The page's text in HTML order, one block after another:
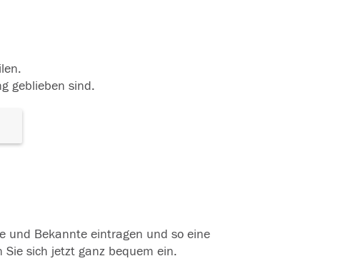
geblieben sind.
und Bekannte eintragen und so eine
sich jetzt ganz bequem ein.